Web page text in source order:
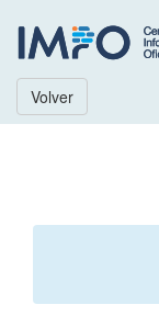
Volver